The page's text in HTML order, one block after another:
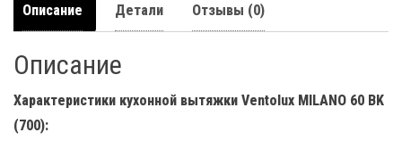
Описание Детали Отзывы (0)
Описание
Характеристики кухонной вытяжки Ventolux MILANO 60 BK
(700):